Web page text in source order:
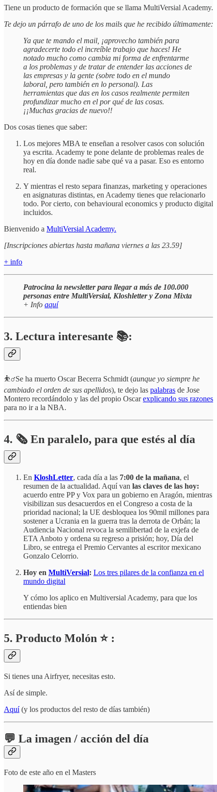
Tiene un producto de formación que se llama MultiVersial Academy.
Te dejo un párrafo de uno de los mails que he recibido últimamente:
Ya que te mando el mail, ¡aprovecho también para
agradecerte todo el increíble trabajo que haces! He
notado mucho como cambia mi forma de enfrentarme
a los problemas y de tratar de entender las acciones de
las empresas y la gente (sobre todo en el mundo
laboral, pero también en lo personal). Las
herramientas que das en los casos realmente permiten
profundizar mucho en el por qué de las cosas.
¡¡Muchas gracias de nuevo!!
Dos cosas tienes que saber:
Los mejores MBA te enseñan a resolver casos con solución
ya escrita. Academy te pone delante de problemas reales de
hoy en día donde nadie sabe qué va a pasar. Eso es entorno
real.
Y mientras el resto separa finanzas, marketing y operaciones
en asignaturas distintas, en Academy tienes que relacionarlo
todo. Por cierto, con behavioural economics y producto digital
incluidos.
Bienvenido a MultiVersial Academy.
[Inscripciones abiertas hasta mañana viernes a las 23.59]
+ info
Patrocina la newsletter para llegar a más de 100.000
personas entre MultiVersial, Kloshletter y Zona Mixta
+ Info aquí
3. Lectura interesante 📚:
⛹️‍♂️Se ha muerto Oscar Becerra Schmidt (aunque yo siempre he
cambiado el orden de sus apellidos), te dejo las palabras de Jose
Montero recordándolo y las del propio Oscarexplicando sus razones
para no ir a la NBA.
4. 🗞️ En paralelo, para que estés al día
En KloshLetter, cada día a las 7:00 de la mañana, el
resumen de la actualidad. Aquí van las claves de las hoy:
acuerdo entre PP y Vox para un gobierno en Aragón, mientras
visibilizan sus desacuerdos en el Congreso a costa de la
prioridad nacional; la UE desbloquea los 90mil millones para
sostener a Ucrania en la guerra tras la derrota de Orbán; la
Audiencia Nacional revoca la semilibertad de la exjefa de
ETA Anboto y ordena su regreso a prisión; hoy, Día del
Libro, se entrega el Premio Cervantes al escritor mexicano
Gonzalo Celorrio.
Hoy en MultiVersial: Los tres pilares de la confianza en el
mundo digital
Y cómo los aplico en Multiversial Academy, para que los
entiendas bien
5. Producto Molón ⭐ :
Si tienes una Airfryer, necesitas esto.
Así de simple.
Aquí(y los productos del resto de días también)
💬 La imagen / acción del día
Foto de este año en el Masters